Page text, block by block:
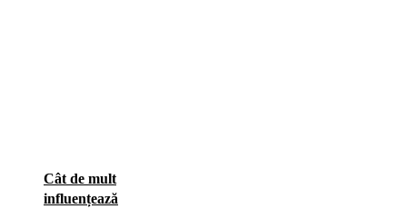
Cât de mult
influențează